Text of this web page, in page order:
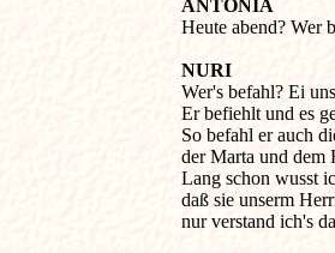
ANTONIA
Heute abend? Wer
NURI
Wer's befahl? Ei
Er befiehlt und es
So befahl er auch
der Marta und dem
Lang schon wusst
daß sie unserm
nur verstand ich's